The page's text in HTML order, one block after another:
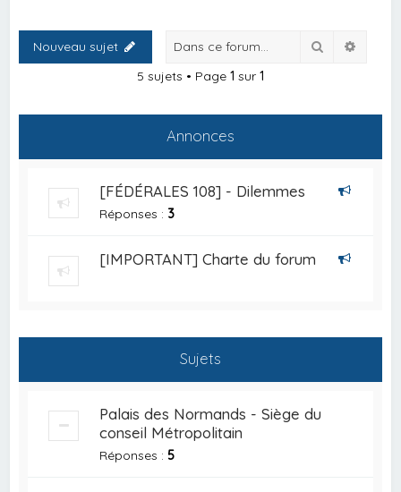
Nouveau sujet Rechercher
5 sujets • Page 1 sur 1
Annonces
[FÉDÉRALES 108] - Dilemmes
Réponses : 3
[IMPORTANT] Charte du forum
Sujets
Palais des Normands - Siège du
conseil Métropolitain
Réponses : 5